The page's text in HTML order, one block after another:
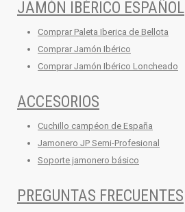
JAMÓN IBÉRICO ESPAÑOL
Comprar Paleta Iberica de Bellota
Comprar Jamón Ibérico
Comprar Jamón Ibérico Loncheado
ACCESORIOS
Cuchillo campéon de España
Jamonero JP Semi-Profesional
Soporte jamonero básico
PREGUNTAS FRECUENTES